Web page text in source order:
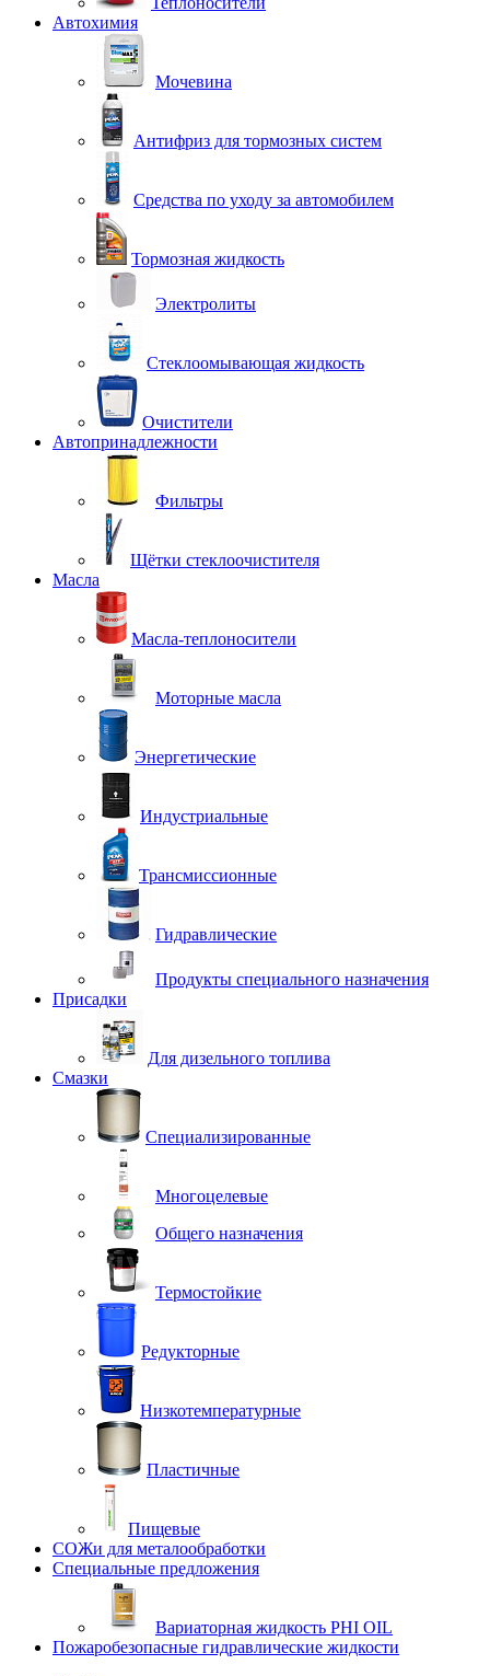
Автохимия
Мочевина
Антифриз для тормозных систем
Средства по уходу за автомобилем
Тормозная жидкость
Электролиты
Стеклоомывающая жидкость
Очистители
Автопринадлежности
Фильтры
Щётки стеклоочистителя
Масла
Масла-теплоносители
Моторные масла
Энергетические
Индустриальные
Трансмиссионные
Гидравлические
Продукты специального назначения
Присадки
Для дизельного топлива
Смазки
Специализированные
Многоцелевые
Общего назначения
Термостойкие
Редукторные
Низкотемпературные
Пластичные
Пищевые
СОЖи для металообработки
Специальные предложения
Вариаторная жидкость PHI OIL
Пожаробезопасные гидравлические жидкости